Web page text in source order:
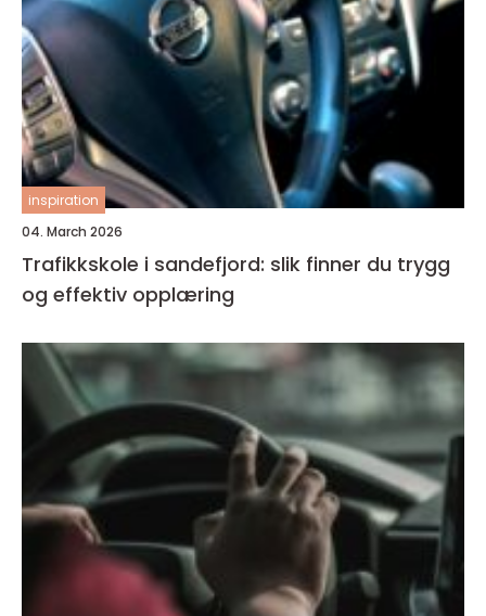
inspiration
04. March 2026
Trafikkskole i sandefjord: slik finner du trygg
og effektiv opplæring